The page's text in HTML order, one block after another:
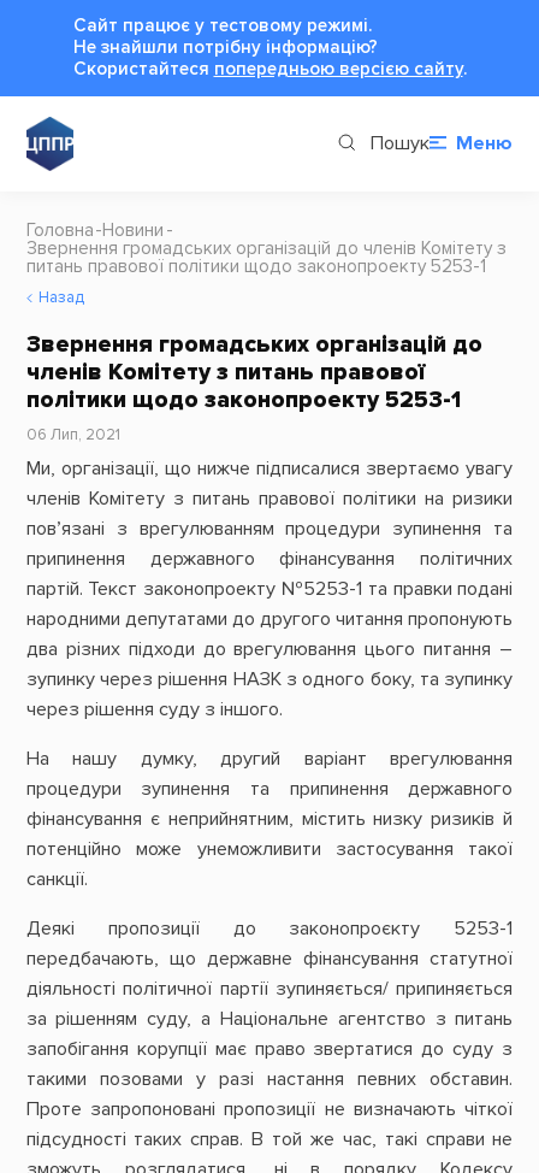
Сайт працює у тестовому режимі.
Не знайшли потрібну інформацію?
Cкористайтеся попередньою версією сайту.
Пошук Меню
Головна Новини
Звернення громадських організацій до членів Комітету з
питань правової політики щодо законопроекту 5253-1
Назад
Звернення громадських організацій до
членів Комітету з питань правової
політики щодо законопроекту 5253-1
06 Лип, 2021
Ми, організації, що нижче підписалися звертаємо увагу
членів Комітету з питань правової політики на ризики
пов’язані з врегулюванням процедури зупинення та
припинення державного фінансування політичних
партій. Текст законопроекту №5253-1 та правки подані
народними депутатами до другого читання пропонують
два різних підходи до врегулювання цього питання –
зупинку через рішення НАЗК з одного боку, та зупинку
через рішення суду з іншого.
На нашу думку, другий варіант врегулювання
процедури зупинення та припинення державного
фінансування є неприйнятним, містить низку ризиків й
потенційно може унеможливити застосування такої
санкції.
Деякі пропозиції до законопроєкту 5253-1
передбачають, що державне фінансування статутної
діяльності політичної партії зупиняється/ припиняється
за рішенням cуду, а Національне агентство з питань
запобігання корупції має право звертатися до суду з
такими позовами у разі настання певних обставин.
Проте запропоновані пропозиції не визначають чіткої
підсудності таких справ. В той же час, такі справи не